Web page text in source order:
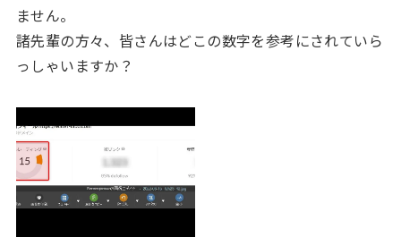
ません。
諸先輩の方々、皆さんはどこの数字を参考にされていら
っしゃいますか？